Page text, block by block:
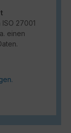
27001
einen